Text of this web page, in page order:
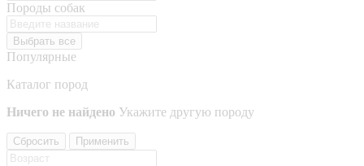
Породы собак
Выбрать все
Популярные
Каталог пород
Ничего не найдено Укажите другую породу
Сбросить Применить